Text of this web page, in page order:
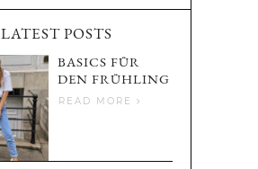
LATEST POSTS
BASICS FÜR
DEN FRÜHLING
READ MORE